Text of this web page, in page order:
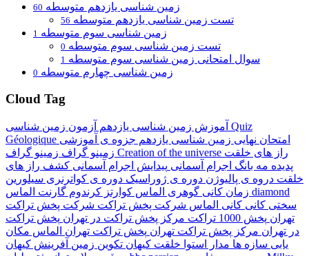
زمین شناسی یازدهم متوسطه 60
تست زمین شناسی یازدهم متوسطه 56
زمین شناسی سوم متوسطه 1
تست زمین شناسی سوم متوسطه 0
سوال امتحانی زمین شناسی سوم متوسطه 1
زمین شناسی چهارم متوسطه 0
Cloud Tag
آموزش زمین شناسی یازدهم Quiz
Géologique
امتحان نهایی زمین شناسی یازدهم جزوه ی آموزشی
زمینو گراف Creation of the universe راز های خلقت
پدیده مه بانگ اجرام آسمانی پیدایش اجرام آسمانی کشف راز های
خلقت دروه ی پالیوژن دوره ی ژوراسیک دوره ی کواترنری سیلورین
زمان کانی گوهری الماس کوارتز کرندوم گارنت
الماس diamond
سختی کانی کانی الماس شرکت پخش تراکت شرکت پخش تراکت
تهران پخش 1000 تراکت مرکز پخش تراکت در تهران پخش تراکت
در تهران مرکز پخش تراکت تهران پخش تراکت تهران الماس مکان
یابی سازه ها مدار استوا خلقت کیهان تکوین زمین آفرینش کیهان